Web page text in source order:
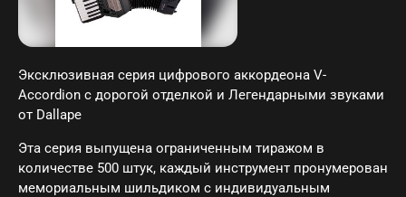
Эксклюзивная серия цифрового аккордеона V-
Accordion с дорогой отделкой и Легендарными звуками
от Dallape
Эта серия выпущена ограниченным тиражом в
количестве 500 штук, каждый инструмент пронумерован
мемориальным шильдиком с индивидуальным